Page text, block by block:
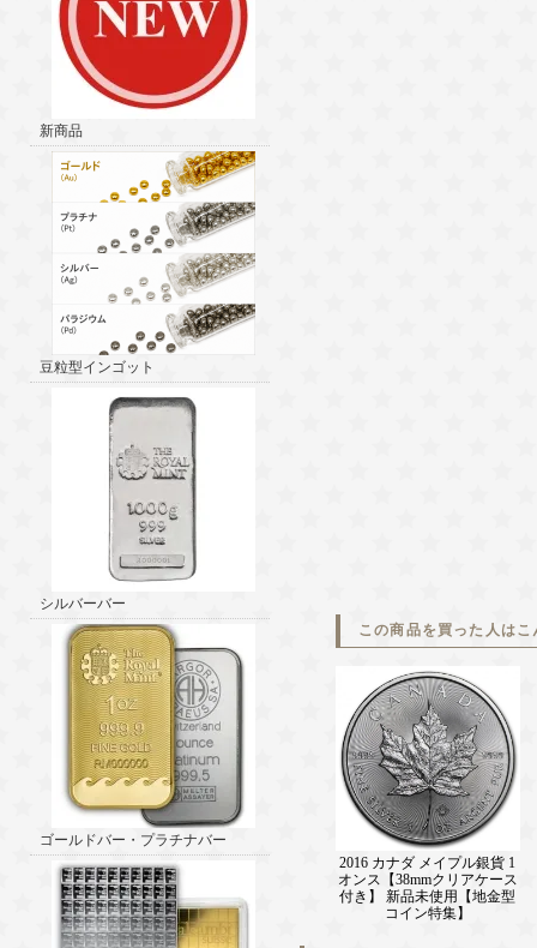
新商品
豆粒型インゴット
シルバーバー
ゴールドバー・プラチナバー
この商品を買った人は
2016 カナダ メイプル銀貨 1
オンス【38mmクリアケース
付き】 新品未使用【地金型
コイン特集】